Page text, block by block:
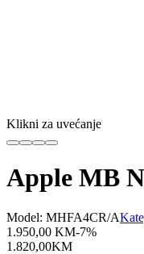
Klikni za uvećanje
Apple MB
Model: MHFA4CR/A
1.950,00 KM-7%
1.820,00KM